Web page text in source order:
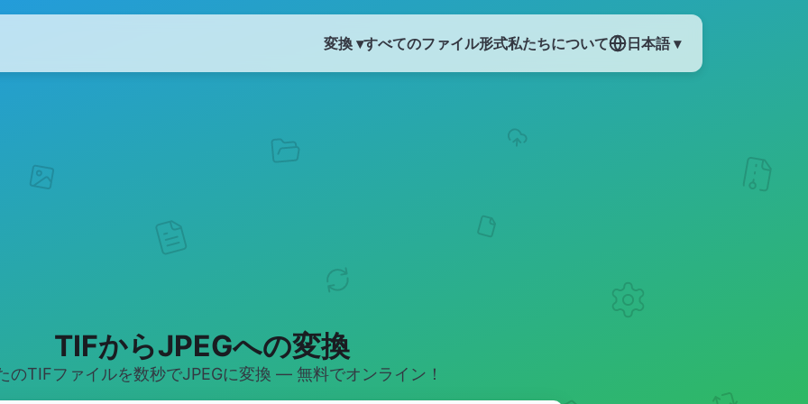
変換 ▾すべてのファイル形式私たちについて 日本語 ▾
TIFからJPEGへの変換
のTIFファイルを数秒でJPEGに変換 — 無料でオンライン！